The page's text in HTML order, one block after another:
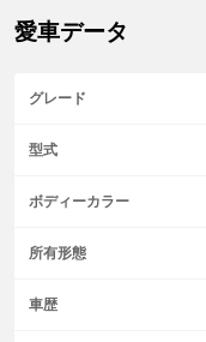
愛車データ
グレード
型式
ボディーカラー
所有形態
車歴